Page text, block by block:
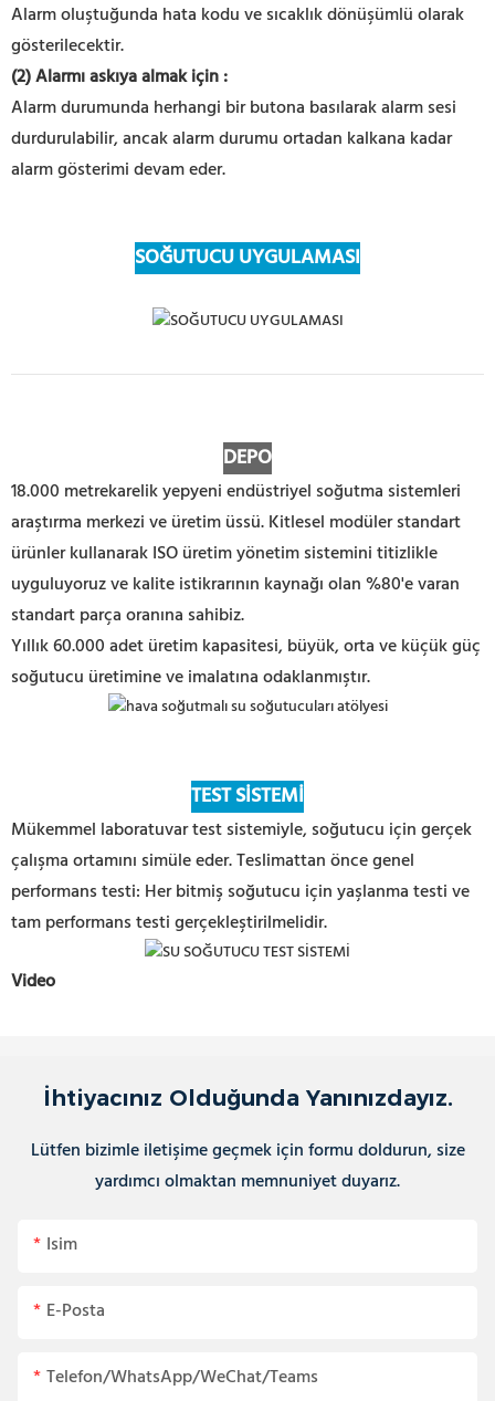
Alarm oluştuğunda hata kodu ve sıcaklık dönüşümlü olarak
gösterilecektir.
(2) Alarmı askıya almak için:
Alarm durumunda herhangi bir butona basılarak alarm sesi
durdurulabilir, ancak alarm durumu ortadan kalkana kadar
alarm gösterimi devam eder.
SOĞUTUCU UYGULAMASI
DEPO
18.000 metrekarelik yepyeni endüstriyel soğutma sistemleri
araştırma merkezi ve üretim üssü. Kitlesel modüler standart
ürünler kullanarak ISO üretim yönetim sistemini titizlikle
uyguluyoruz ve kalite istikrarının kaynağı olan %80'e varan
standart parça oranına sahibiz.
Yıllık 60.000 adet üretim kapasitesi, büyük, orta ve küçük güç
soğutucu üretimine ve imalatına odaklanmıştır.
TEST SİSTEMİ
Mükemmel laboratuvar test sistemiyle, soğutucu için gerçek
çalışma ortamını simüle eder. Teslimattan önce genel
performans testi: Her bitmiş soğutucu için yaşlanma testi ve
tam performans testi gerçekleştirilmelidir.
Video
İhtiyacınız Olduğunda Yanınızdayız.
Lütfen bizimle iletişime geçmek için formu doldurun, size
yardımcı olmaktan memnuniyet duyarız.
Isim
E-Posta
Telefon/WhatsApp/WeChat/Teams